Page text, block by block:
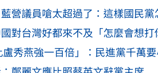
營議員嗆太超過了：這樣國民黨
對台灣好都來不及「怎麼會想打
秀燕強一百倍」：民進黨千萬